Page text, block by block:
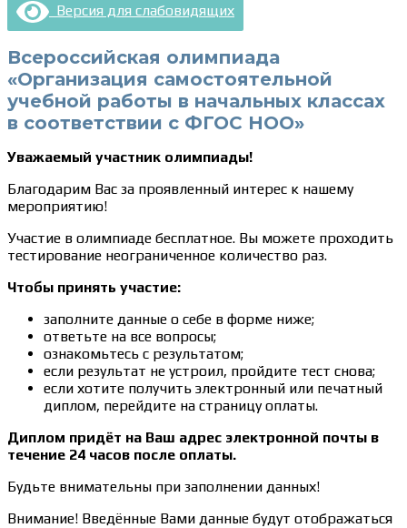
Версия для слабовидящих
Всероссийская олимпиада
«Организация самостоятельной
учебной работы в начальных классах
в соответствии с ФГОС НОО»
Уважаемый участник олимпиады!
Благодарим Вас за проявленный интерес к нашему
мероприятию!
Участие в олимпиаде бесплатное. Вы можете проходить
тестирование неограниченное количество раз.
Чтобы принять участие:
заполните данные о себе в форме ниже;
ответьте на все вопросы;
ознакомьтесь с результатом;
если результат не устроил, пройдите тест снова;
если хотите получить электронный или печатный
диплом, перейдите на страницу оплаты.
Диплом придёт на Ваш адрес электронной почты в
течение 24 часов после оплаты.
Будьте внимательны при заполнении данных!
Внимание! Введённые Вами данные будут отображаться